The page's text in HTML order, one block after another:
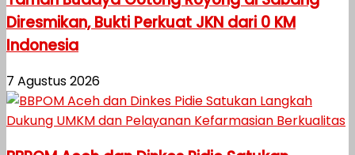
Diresmikan, Bukti Perkuat JKN dari 0 KM
Indonesia
7 Agustus 2026